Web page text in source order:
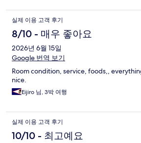
실제 이용 고객 후기
8/10 - 매우 좋아요
2026년 6월 15일
Google 번역 보기
Room condition, service, foods,,
nice.
Eijiro 님, 3박 여행
실제 이용 고객 후기
10/10 - 최고예요